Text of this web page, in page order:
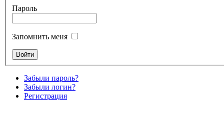
Пароль
Запомнить меня
Забыли пароль?
Забыли логин?
Регистрация